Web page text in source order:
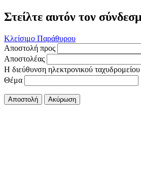
Στείλτε αυτόν τον
Κλείσιμο Παράθυρου
Αποστολή προς
Αποστολέας
Η διεύθυνση ηλεκτρονικού
Θέμα
Αποστολή Ακύρωση